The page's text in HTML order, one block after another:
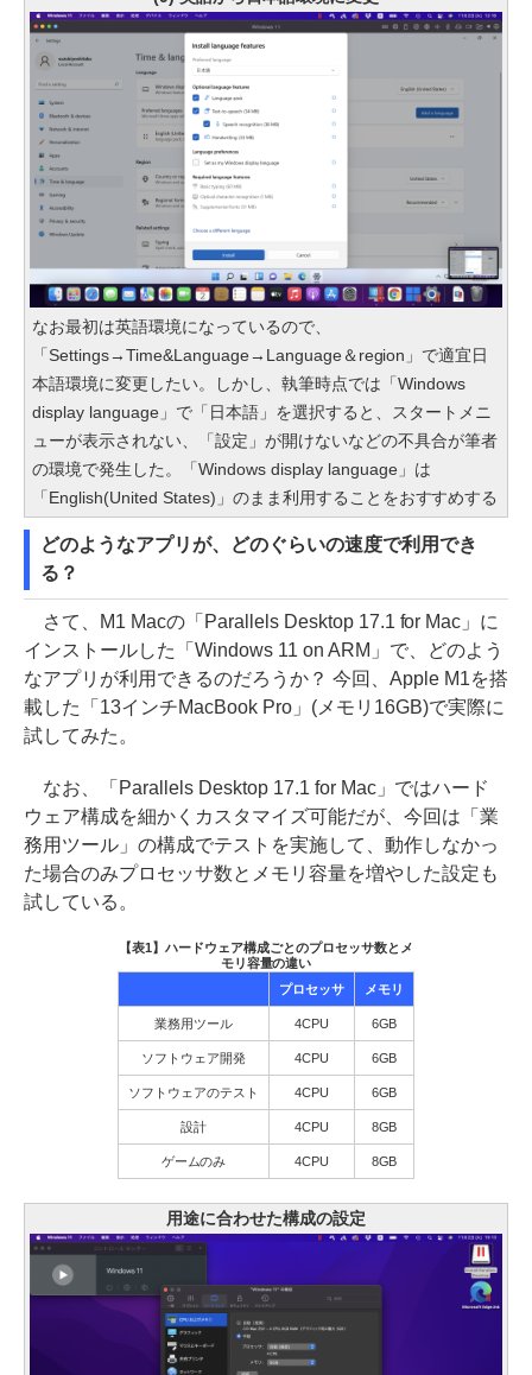
なお最初は英語環境になっているので、
「Settings→Time&Language→Language＆region」で適宜日
本語環境に変更したい。しかし、執筆時点では「Windows
display language」で「日本語」を選択すると、スタートメニ
ューが表示されない、「設定」が開けないなどの不具合が筆者
の環境で発生した。「Windows display language」は
「English(United States)」のまま利用することをおすすめする
どのようなアプリが、どのぐらいの速度で利用でき
る？
さて、M1 Macの「Parallels Desktop 17.1 for Mac」に
インストールした「Windows 11 on ARM」で、どのよう
なアプリが利用できるのだろうか？ 今回、Apple M1を搭
載した「13インチMacBook Pro」(メモリ16GB)で実際に
試してみた。
なお、「Parallels Desktop 17.1 for Mac」ではハード
ウェア構成を細かくカスタマイズ可能だが、今回は「業
務用ツール」の構成でテストを実施して、動作しなかっ
た場合のみプロセッサ数とメモリ容量を増やした設定も
試している。
【表1】ハードウェア構成ごとのプロセッサ数とメ
モリ容量の違い
プロセッサ
メモリ
業務用ツール 4CPU 6GB
ソフトウェア開発 4CPU 6GB
ソフトウェアのテスト 4CPU 6GB
設計 4CPU 8GB
ゲームのみ 4CPU 8GB
用途に合わせた構成の設定